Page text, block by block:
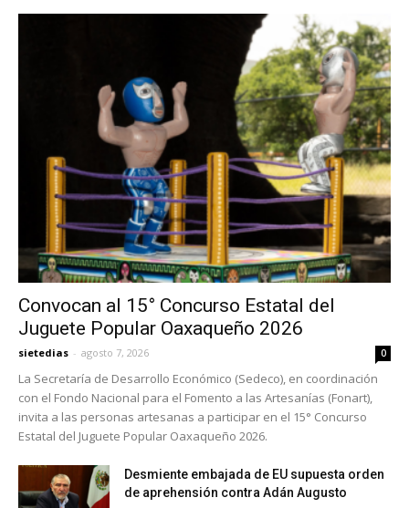
Convocan al 15° Concurso Estatal del
Juguete Popular Oaxaqueño 2026
sietedias - agosto 7, 2026 0
La Secretaría de Desarrollo Económico (Sedeco), en coordinación
con el Fondo Nacional para el Fomento a las Artesanías (Fonart),
invita a las personas artesanas a participar en el 15° Concurso
Estatal del Juguete Popular Oaxaqueño 2026.
Desmiente embajada de EU supuesta orden
de aprehensión contra Adán Augusto